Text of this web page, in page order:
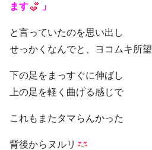
ます
」
と言っていたのを思い出し
せっかくなんでと、ヨコムキ所望
下の足をまっすぐに伸ばし
上の足を軽く曲げる感じで
これもまたタマらんかった
背後からヌルリ